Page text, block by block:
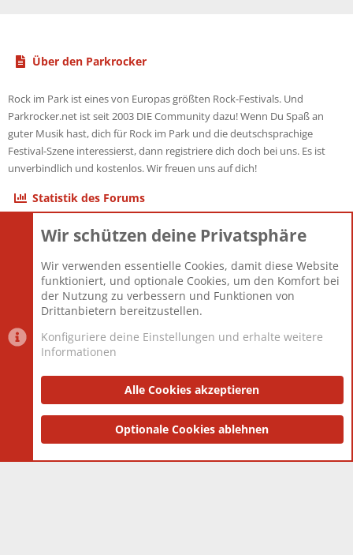
Über den Parkrocker
Rock im Park ist eines von Europas größten Rock-Festivals. Und
Parkrocker.net ist seit 2003 DIE Community dazu! Wenn Du Spaß an
guter Musik hast, dich für Rock im Park und die deutschsprachige
Festival-Szene interessierst, dann registriere dich doch bei uns. Es ist
unverbindlich und kostenlos. Wir freuen uns auf dich!
Statistik des Forums
Themen
Mitglieder
12.427
Neuestes Mitglied
Berlin
Datenschutzerklärung Impressum
Community platform by XenForo® © 2010-2025 XenForo Ltd.
and add-ons by ThemeHouse
Wir schützen deine Privatsphäre
Wir verwenden essentielle Cookies, damit diese Website
funktioniert, und optionale Cookies, um den Komfort bei
der Nutzung zu verbessern und Funktionen von
Drittanbietern bereitzustellen.
Konfiguriere deine Einstellungen und erhalte weitere
Informationen
Alle Cookies akzeptieren
Optionale Cookies ablehnen